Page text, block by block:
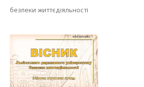
безпеки життєдіяльності